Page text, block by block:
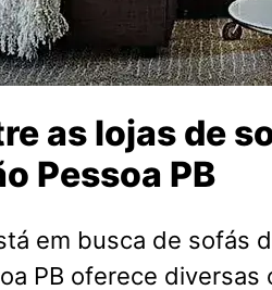
as lojas de
Pessoa PB
em busca de sofás
PB oferece